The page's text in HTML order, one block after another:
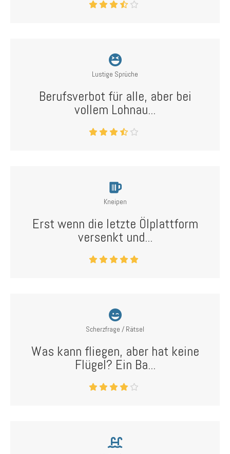
Lustige Sprüche
Berufsverbot für alle, aber bei
vollem Lohnau...
Kneipen
Erst wenn die letzte Ölplattform
versenkt und...
Scherzfrage / Rätsel
Was kann fliegen, aber hat keine
Flügel? Ein Ba...